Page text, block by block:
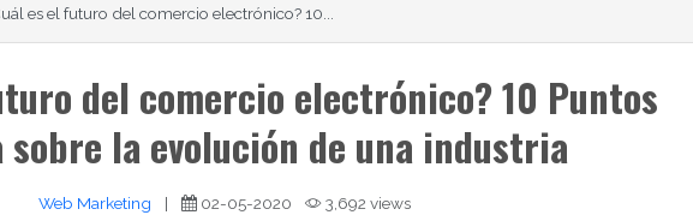
es el futuro del comercio electrónico? 10...
del comercio electrónico? 10 Puntos
sobre la evolución de una industria
Web Marketing | 02-05-2020 3,692 views